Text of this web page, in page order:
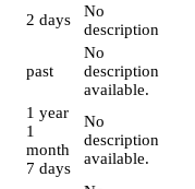
2 days
No
description
past
No
description
available.
1 year
1
month
7 days
No
description
available.